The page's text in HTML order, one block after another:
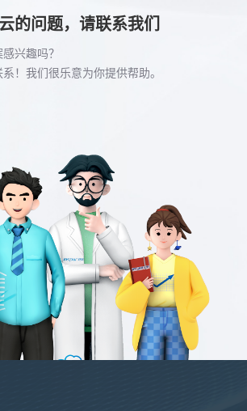
的问题，请联系我们
兴趣吗？
！我们很乐意为你提供帮助。